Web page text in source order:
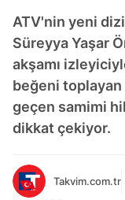
ATV'nin yeni
Süreyya Yaşar
akşamı
beğeni toplayan
geçen samimi
dikkat çekiyor.
Takvim.com.tr